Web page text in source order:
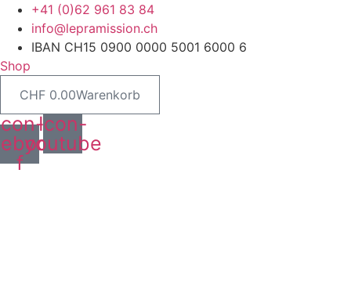
Zum
Inhalt
springen
+41 (0)62 961 83 84
hc.noissimarpel
@ofni
IBAN CH15 0900 0000 5001 6000 6
Shop
CHF 0.00Warenkorb
f
Icon-
youtube